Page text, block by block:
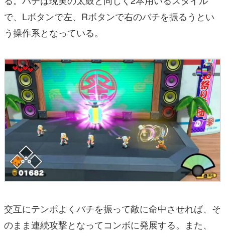
で、Lボタンで左、Rボタンで右のバチを振るうとい
う操作系となっている。
交互にテンポよくバチを振って敵に命中させれば、そ
のまま連続攻撃となってコンボに発展する。また、